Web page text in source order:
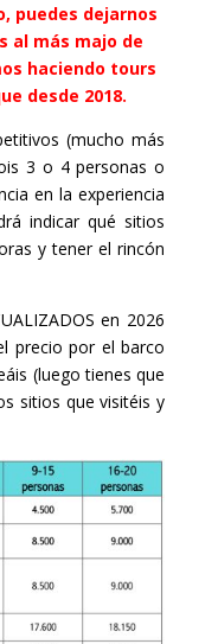
puedes dejarnos
al más majo de
haciendo tours
desde 2018.
(mucho más
3 o 4 personas o
en la experiencia
indicar qué sitios
y tener el rincón
en 2026
precio por el barco
(luego tienes que
sitios que visitéis y